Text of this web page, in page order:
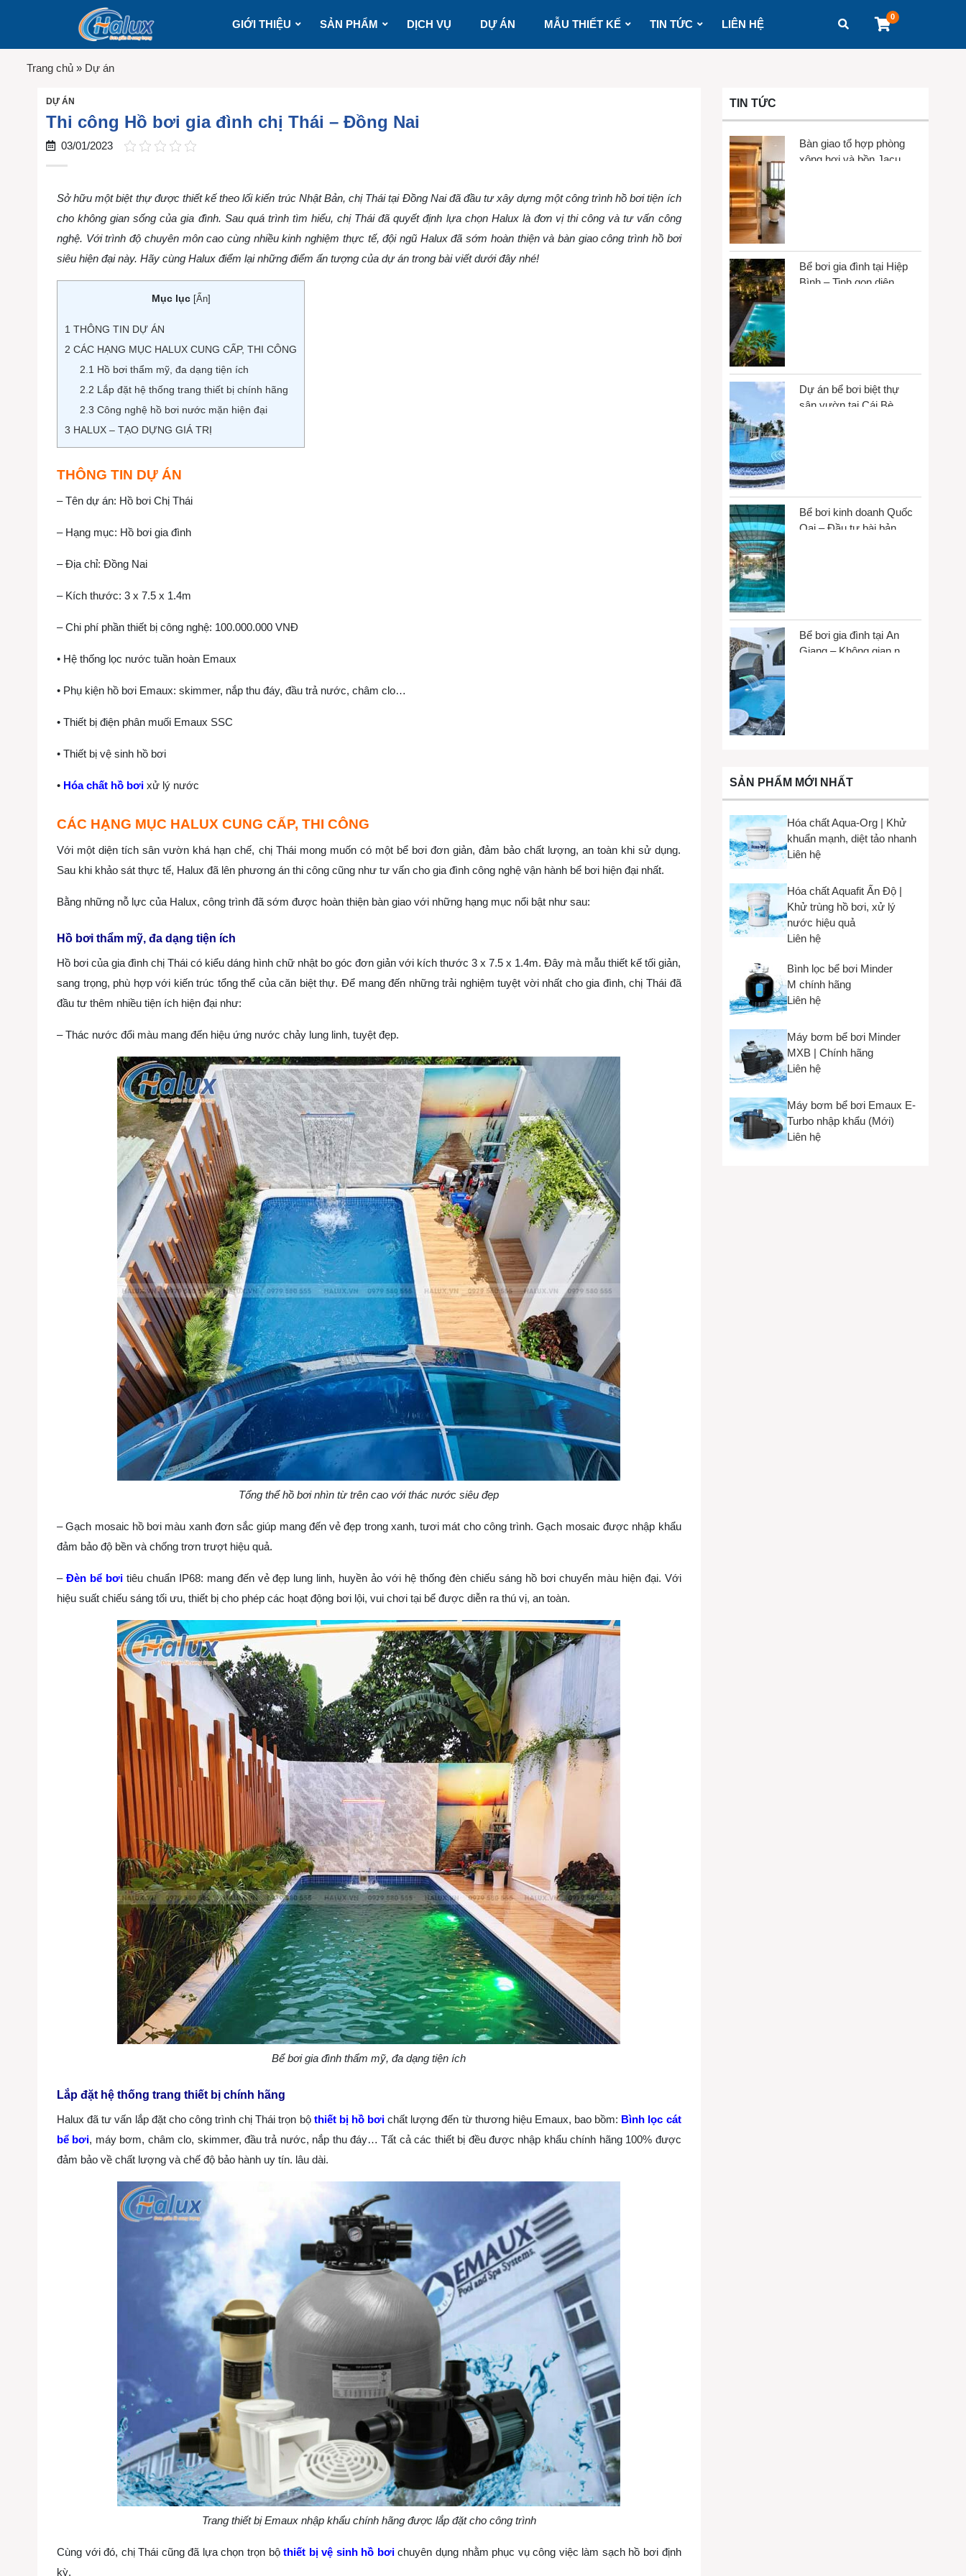
GIỚI THIỆU SẢN PHẨM DỊCH VỤ DỰ ÁN MẪU THIẾT KẾ TIN TỨC LIÊN HỆ
0
Trang chủ » Dự án
DỰ ÁN
Thi công Hồ bơi gia đình chị Thái – Đồng Nai
03/01/2023
Sở hữu một biệt thự được thiết kế theo lối kiến trúc Nhật Bản, chị Thái tại Đồng Naiđã đầu tư xây dựng một công trình hồ bơi tiện ích
cho không gian sống của gia đình. Sau quá trình tìm hiểu, chị Thái đã quyết định lựa chọn Halux là đơn vị thi công và tư vấn công
nghệ. Với trình độ chuyên môn cao cùng nhiều kinh nghiệm thực tế, đội ngũ Halux đã sớm hoàn thiện và bàn giao công trình hồ bơi
siêu hiện đại này. Hãy cùng Halux điểm lại những điểm ấn tượng của dự án trong bài viết dưới đây nhé!
Mục lục [Ẩn]
1 THÔNG TIN DỰ ÁN
2 CÁC HẠNG MỤC HALUX CUNG CẤP, THI CÔNG
2.1 Hồ bơi thẩm mỹ, đa dạng tiện ích
2.2 Lắp đặt hệ thống trang thiết bị chính hãng
2.3 Công nghệ hồ bơi nước mặn hiện đại
3 HALUX – TẠO DỰNG GIÁ TRỊ
THÔNG TIN DỰ ÁN
– Tên dự án: Hồ bơi Chị Thái
– Hạng mục: Hồ bơi gia đình
– Địa chỉ: Đồng Nai
– Kích thước: 3 x 7.5 x 1.4m
– Chi phí phần thiết bị công nghệ: 100.000.000 VNĐ
• Hệ thống lọc nước tuần hoàn Emaux
• Phụ kiện hồ bơi Emaux: skimmer, nắp thu đáy, đầu trả nước, châm clo…
• Thiết bị điện phân muối Emaux SSC
• Thiết bị vệ sinh hồ bơi
• Hóa chất hồ bơi xử lý nước
CÁC HẠNG MỤC HALUX CUNG CẤP, THI CÔNG
Với một diện tích sân vườn khá hạn chế, chị Thái mong muốn có một bể bơi đơn giản, đảm bảo chất lượng, an toàn khi sử dụng.
Sau khi khảo sát thực tế, Halux đã lên phương án thi công cũng như tư vấn cho gia đình công nghệ vận hành bể bơi hiện đại nhất.
Bằng những nỗ lực của Halux, công trình đã sớm được hoàn thiện bàn giao với những hạng mục nổi bật như sau:
Hồ bơi thẩm mỹ, đa dạng tiện ích
Hồ bơi của gia đình chị Thái có kiểu dáng hình chữ nhật bo góc đơn giản với kích thước 3 x 7.5 x 1.4m. Đây mà mẫu thiết kế tối giản,
sang trọng, phù hợp với kiến trúc tổng thể của căn biệt thự. Để mang đến những trải nghiệm tuyệt vời nhất cho gia đình, chị Thái đã
đầu tư thêm nhiều tiện ích hiện đại như:
– Thác nước đổi màu mang đến hiệu ứng nước chảy lung linh, tuyệt đẹp.
Tổng thể hồ bơi nhìn từ trên cao với thác nước siêu đẹp
– Gạch mosaic hồ bơi màu xanh đơn sắc giúp mang đến vẻ đẹp trong xanh, tươi mát cho công trình. Gạch mosaic được nhập khẩu
đảm bảo độ bền và chống trơn trượt hiệu quả.
– Đèn bể bơitiêu chuẩn IP68: mang đến vẻ đẹp lung linh, huyền ảo với hệ thống đèn chiếu sáng hồ bơi chuyển màu hiện đại. Với
hiệu suất chiếu sáng tối ưu, thiết bị cho phép các hoạt động bơi lội, vui chơi tại bể được diễn ra thú vị, an toàn.
Bể bơi gia đình thẩm mỹ, đa dạng tiện ích
Lắp đặt hệ thống trang thiết bị chính hãng
Halux đã tư vấn lắp đặt cho công trình chị Thái trọn bộ thiết bị hồ bơi chất lượng đến từ thương hiệu Emaux, bao bồm: Bình lọc cát
bể bơi, máy bơm, châm clo, skimmer, đầu trả nước, nắp thu đáy… Tất cả các thiết bị đều được nhập khẩu chính hãng 100% được
đảm bảo về chất lượng và chế độ bảo hành uy tín. lâu dài.
Trang thiết bị Emaux nhập khẩu chính hãng được lắp đặt cho công trình
Cùng với đó, chị Thái cũng đã lựa chọn trọn bộthiết bị vệ sinh hồ bơichuyên dụng nhằm phục vụ công việc làm sạch hồ bơi định
kỳ.
TIN TỨC
Bàn giao tổ hợp phòng
xông hơi và bồn Jacuzzi
Bể bơi gia đình tại Hiệp
Bình – Tinh gọn diện
Dự án bể bơi biệt thự
sân vườn tại Cái Bè,
Bể bơi kinh doanh Quốc
Oai – Đầu tư bài bản,
Bể bơi gia đình tại An
Giang – Không gian nhỏ,
SẢN PHẨM MỚI NHẤT
Hóa chất Aqua-Org | Khử
khuẩn mạnh, diệt tảo nhanh
Liên hệ
Hóa chất Aquafit Ấn Độ |
Khử trùng hồ bơi, xử lý
nước hiệu quả
Liên hệ
Bình lọc bể bơi Minder
M chính hãng
Liên hệ
Máy bơm bể bơi Minder
MXB | Chính hãng
Liên hệ
Máy bơm bể bơi Emaux E-
Turbo nhập khẩu (Mới)
Liên hệ